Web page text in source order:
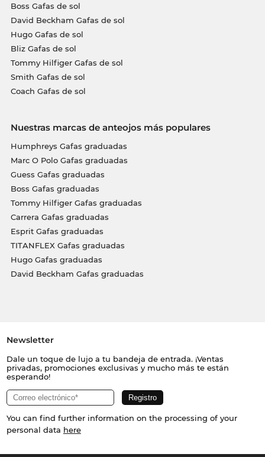
Boss Gafas de sol
David Beckham Gafas de sol
Hugo Gafas de sol
Bliz Gafas de sol
Tommy Hilfiger Gafas de sol
Smith Gafas de sol
Coach Gafas de sol
Nuestras marcas de anteojos más populares
Humphreys Gafas graduadas
Marc O Polo Gafas graduadas
Guess Gafas graduadas
Boss Gafas graduadas
Tommy Hilfiger Gafas graduadas
Carrera Gafas graduadas
Esprit Gafas graduadas
TITANFLEX Gafas graduadas
Hugo Gafas graduadas
David Beckham Gafas graduadas
Newsletter
Dale un toque de lujo a tu bandeja de entrada. ¡Ventas
privadas, promociones exclusivas y mucho más te están
esperando!
You can find further information on the processing of your
personal data here